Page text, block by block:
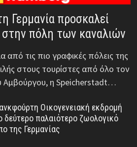
Γερμανία προσκαλεί
στην πόλη των καναλιών
από τις πιο γραφικές πόλεις της
στους τουρίστες από όλο τον
Αμβούργου, η Speicherstadt…
Οικογενειακή εκδρομή
δεύτερο παλαιότερο ζωολογικό
της Γερμανίας